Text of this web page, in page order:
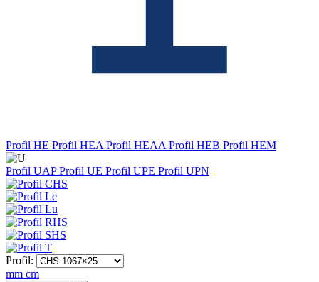
Profil HE Profil HEA Profil HEAA Profil HEB Profil HEM
Profil UAPProfil UE Profil UPE Profil UPN
Profil:
mm cm